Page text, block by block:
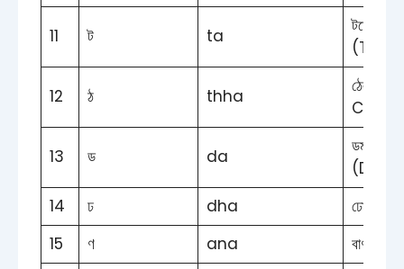
11 ট ta
টমেটো
12 ঠ thha
ঠেলা
Cart)
13 ড da
ডমরু
14
ঢ dha
ঢোল
15
ণ ana
বাণ